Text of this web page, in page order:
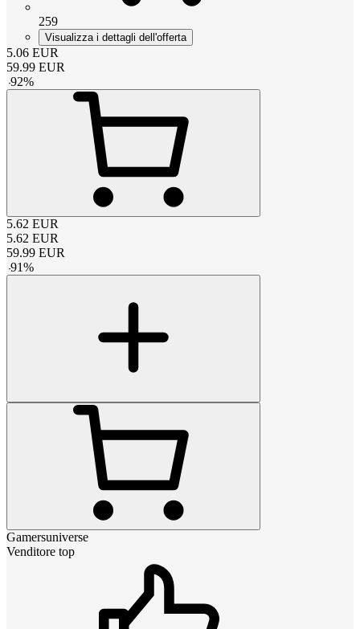
259
Visualizza i dettagli dell'offerta
5.06 EUR
59.99 EUR
-92%
5.62 EUR
5.62 EUR
59.99 EUR
-91%
Gamersuniverse
Venditore top